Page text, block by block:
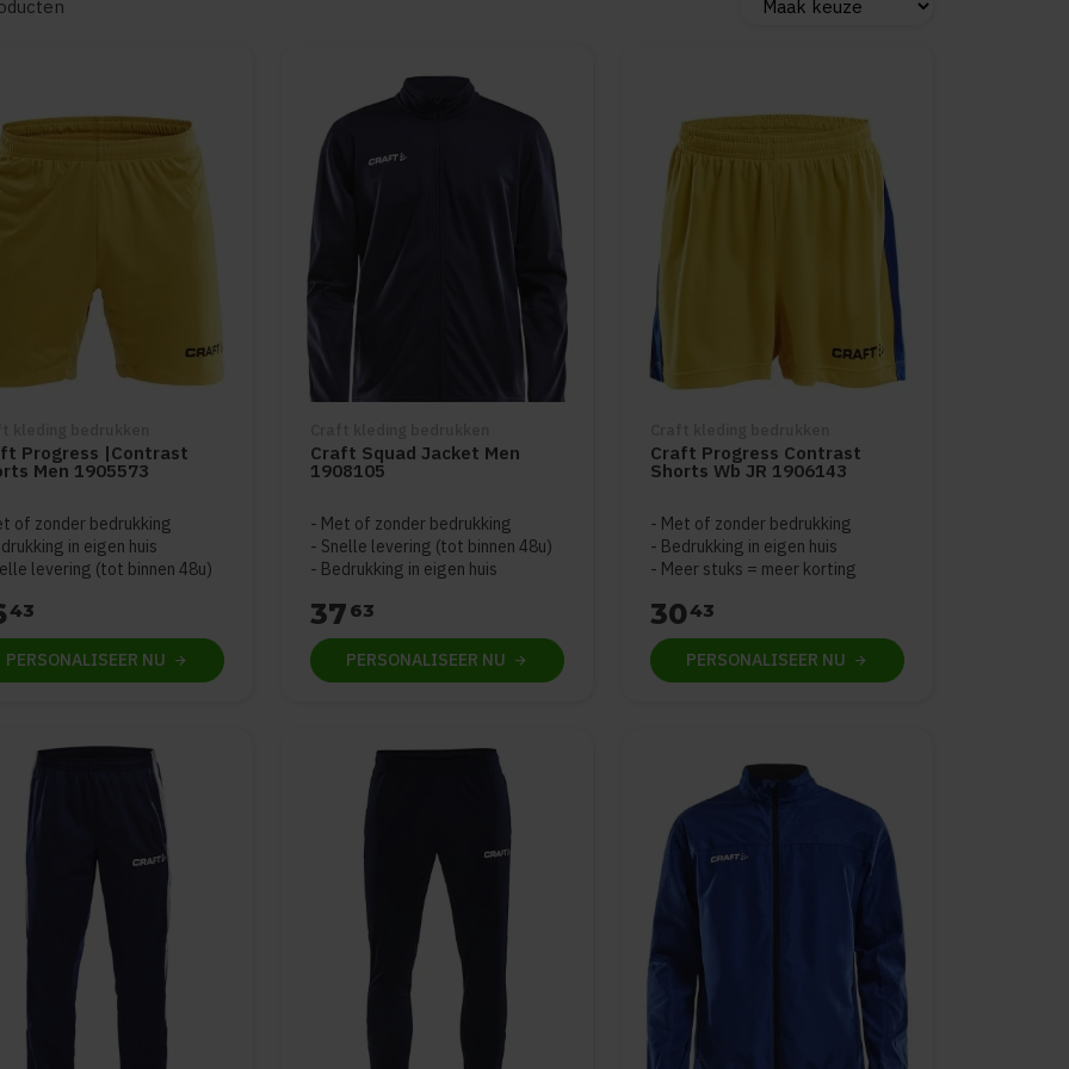
Progress |Contrast
Men 1905573
of zonder bedrukking
in eigen huis
levering (tot binnen 48u)
43
PERSONALISEER NU
Craft Squad Jacket Men
1908105
Met of zonder bedrukking
Snelle levering (tot binnen 48u)
Bedrukking in eigen huis
37 63
PERSONALISEER NU
Craft Progress Contrast
Shorts Wb JR 1906143
Met of zonder bedrukking
Bedrukking in eigen huis
Meer stuks = meer korting
3043
PERSONALISEER NU